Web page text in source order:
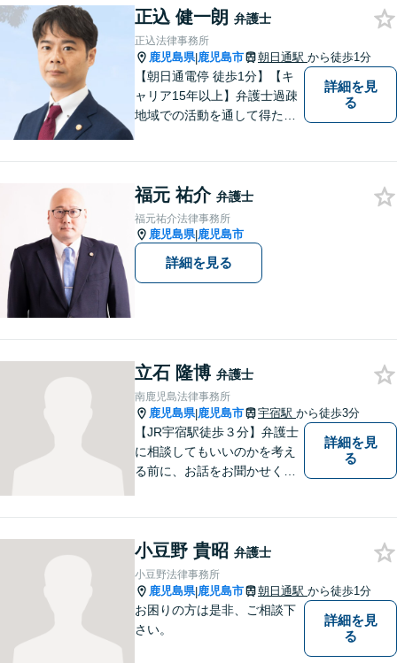
どんなご相談でも、どうぞお
気軽にお声がけください。
【電話・WEB相談も対応可
能】
正込 健一朗 弁護士
正込法律事務所
鹿児島県|鹿児島市 朝日通駅 から徒歩1分
【朝日通電停 徒歩1分】【キ
ャリア15年以上】弁護士過疎
地域での活動を通して得た経
適な解決策をご提案します
詳細を見
る
福元 祐介 弁護士
福元祐介法律事務所
鹿児島県|鹿児島市
詳細を見る
立石 隆博 弁護士
南鹿児島法律事務所
鹿児島県|鹿児島市 宇宿駅 から徒歩3分
【JR宇宿駅徒歩３分】弁護士
に相談してもいいのかを考え
る前に、お話をお聞かせくだ
をご提案いたします。
詳細を見
る
小豆野 貴昭 弁護士
小豆野法律事務所
鹿児島県|鹿児島市 朝日通駅 から徒歩1分
お困りの方は是非、ご相談下
さい。
詳細を見
る